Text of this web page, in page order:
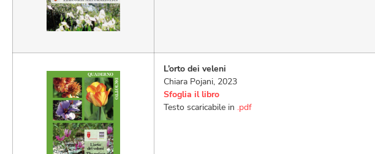
L’orto dei veleni
Chiara Pojani, 2023
Sfoglia il libro
Testo scaricabile in .pdf